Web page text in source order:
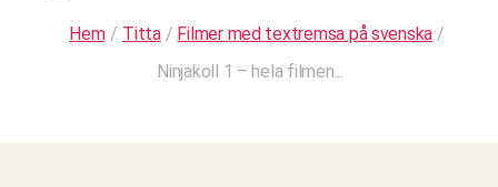
Hem / Titta / Filmer med textremsa på svenska /
Ninjakoll 1 – hela filmen...